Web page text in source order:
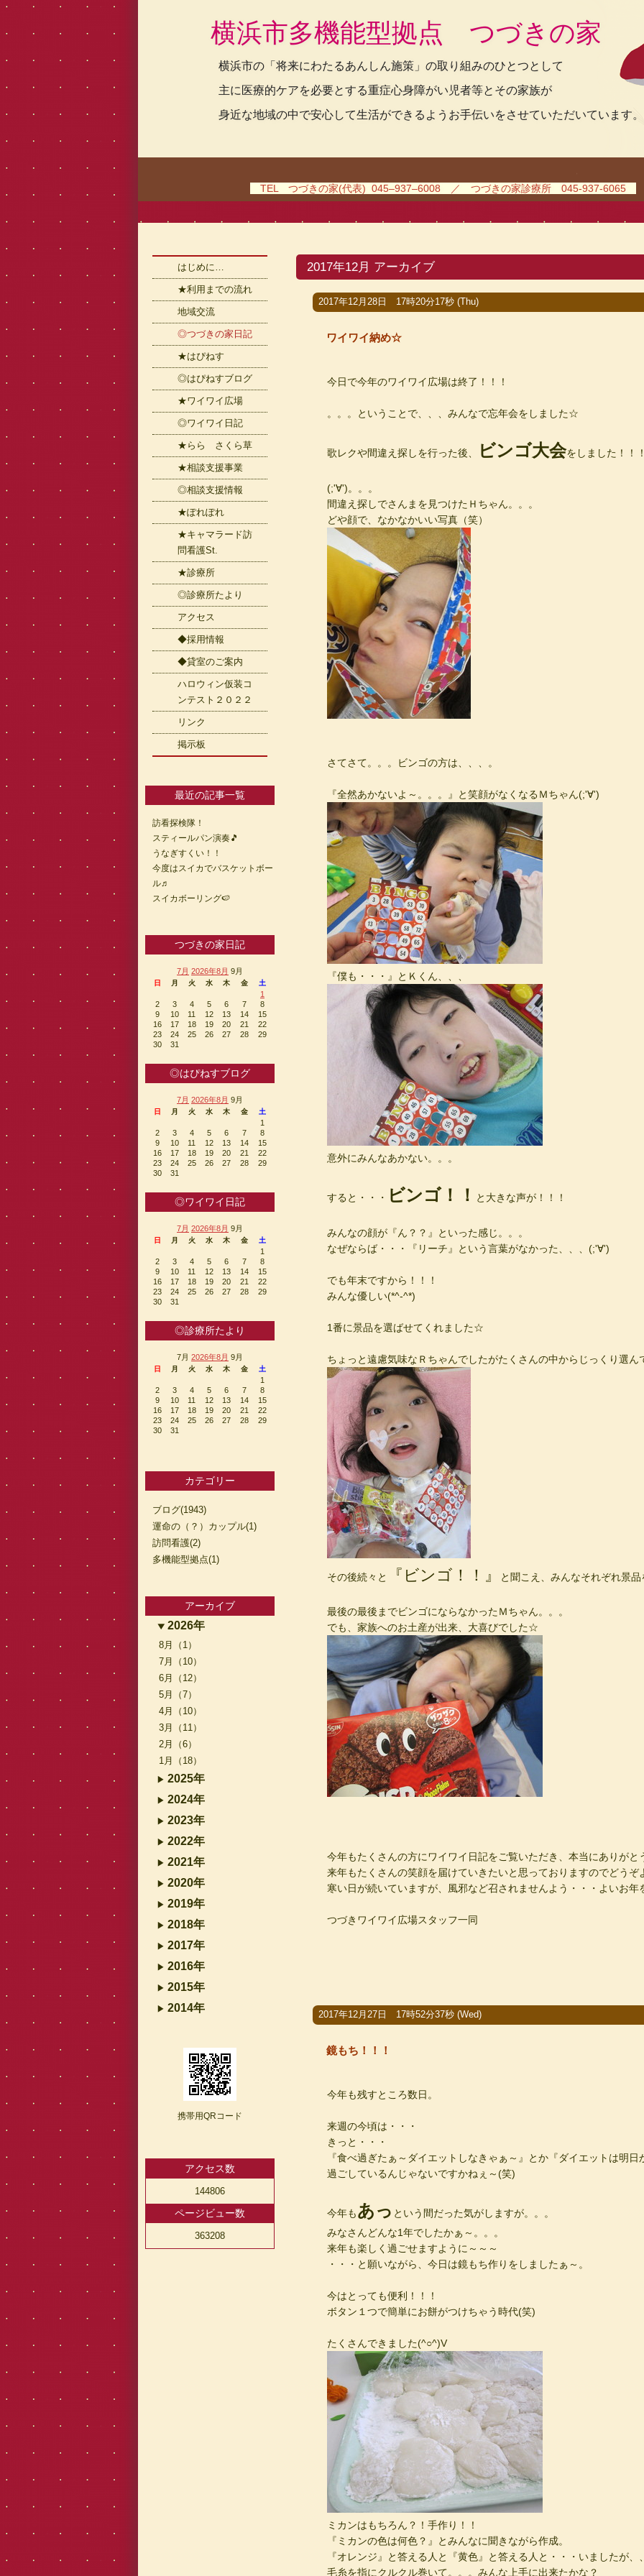
横浜市多機能型拠点 つづきの家
横浜市の「将来にわたるあんしん施策」の取り組みのひとつとして
主に医療的ケアを必要とする重症心身障がい児者等とその家族が
身近な地域の中で安心して生活ができるようお手伝いをさせていただいています。
TEL つづきの家(代表) 045–937–6008 ／ つづきの家診療所 045-937-6065
2017年12月 アーカイブ
2017年12月28日 17時20分17秒 (Thu)
ワイワイ納め☆
今日で今年のワイワイ広場は終了！！！
。。。ということで、、、みんなで忘年会をしました☆
歌レクや間違え探しを行った後、 ビンゴ大会をしました！！
(;'∀')。。。
間違え探しでさんまを見つけたＨちゃん。。。
どや顔で、なかなかいい写真（笑）
さてさて。。。ビンゴの方は、、、。
『全然あかないよ～。。。』と笑顔がなくなるＭちゃん(;'∀')
『僕も・・・』とＫくん、、、
意外にみんなあかない。。。
すると・・・ ビンゴ！！ と大きな声が！！！
みんなの顔が『ん？？』といった感じ。。。
なぜならば・・・『リーチ』という言葉がなかった、、、(;'∀')
でも年末ですから！！！
みんな優しい(*^-^*)
1番に景品を選ばせてくれました☆
ちょっと遠慮気味なＲちゃんでしたがたくさんの中からじっくり選ん
その後続々と 『ビンゴ！！』 と聞こえ、みんなそれぞれ景
最後の最後までビンゴにならなかったＭちゃん。。。
でも、家族へのお土産が出来、大喜びでした☆
今年もたくさんの方にワイワイ日記をご覧いただき、本当にありがと
来年もたくさんの笑顔を届けていきたいと思っておりますのでどうぞ
寒い日が続いていますが、風邪など召されませんよう・・・よいお年
つづきワイワイ広場スタッフ一同
2017年12月27日 17時52分37秒 (Wed)
鏡もち！！！
今年も残すところ数日。
来週の今頃は・・・
きっと・・・
『食べ過ぎたぁ～ダイエットしなきゃぁ～』とか『ダイエットは明
過ごしているんじゃないですかねぇ～(笑)
今年もあっ という間だった気がしますが。。。
みなさんどんな1年でしたかぁ～。。。
来年も楽しく過ごせますように～～～
・・・と願いながら、今日は鏡もち作りをしましたぁ～。
今はとっても便利！！！
ボタン１つで簡単にお餅がつけちゃう時代(笑)
たくさんできました(^○^)V
ミカンはもちろん？！手作り！！
『ミカンの色は何色？』とみんなに聞きながら作成。
『オレンジ』と答える人と『黄色』と答える人と・・・いましたが、
毛糸を指にクルクル巻いて。。。みんな上手に出来たかな？
はじめに…
★利用までの流れ
地域交流
◎つづきの家日記
★はぴねす
◎はぴねすブログ
★ワイワイ広場
◎ワイワイ日記
★らら さくら草
★相談支援事業
◎相談支援情報
★ぽれぽれ
★キャマラード訪
問看護St.
★診療所
◎診療所たより
アクセス
◆採用情報
◆貸室のご案内
ハロウィン仮装コ
ンテスト２０２２
リンク
掲示板
最近の記事一覧
訪看探検隊！
スティールパン演奏🎵
うなぎすくい！！
今度はスイカでバスケットボー
ル♬
スイカボーリング🍉
つづきの家日記
7月 2026年8月 9月
日 月 火 水 木 金 土
1
2
3 4 5 6 7
8
9
10 11 12 13 14
15
16
17 18 19 20 21
22
23
24 25 26 27 28
29
30
31
◎はぴねすブログ
7月 2026年8月 9月
日 月 火 水 木 金 土
1
2
3 4 5 6 7
8
9
10 11 12 13 14
15
16
17 18 19 20 21
22
23
24 25 26 27 28
29
30
31
◎ワイワイ日記
7月 2026年8月 9月
日 月 火 水 木 金 土
1
2
3 4 5 6 7
8
9
10 11 12 13 14
15
16
17 18 19 20 21
22
23
24 25 26 27 28
29
30
31
◎診療所たより
7月 2026年8月 9月
日 月 火 水 木 金 土
1
2
3 4 5 6 7
8
9
10 11 12 13 14
15
16
17 18 19 20 21
22
23
24 25 26 27 28
29
30
31
カテゴリー
ブログ(1943)
運命の（？）カップル(1)
訪問看護(2)
多機能型拠点(1)
アーカイブ
2026年
8月（1）
7月（10）
6月（12）
5月（7）
4月（10）
3月（11）
2月（6）
1月（18）
2025年
2024年
2023年
2022年
2021年
2020年
2019年
2018年
2017年
2016年
2015年
2014年
携帯用QRコード
アクセス数
144806
ページビュー数
363208